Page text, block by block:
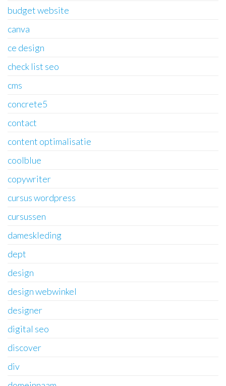
budget website
canva
ce design
check list seo
cms
concrete5
contact
content optimalisatie
coolblue
copywriter
cursus wordpress
cursussen
dameskleding
dept
design
design webwinkel
designer
digital seo
discover
div